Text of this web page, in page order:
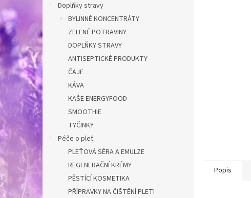
p
a
n
e
l
Doplňky stravy
BYLINNÉ KONCENTRÁTY
ZELENÉ POTRAVINY
DOPLŇKY STRAVY
ANTISEPTICKÉ PRODUKTY
ČAJE
KÁVA
KAŠE ENERGYFOOD
SMOOTHIE
TYČINKY
Péče o pleť
PLEŤOVÁ SÉRA A EMULZE
REGENERAČNÍ KRÉMY
PĚSTÍCÍ KOSMETIKA
PŘÍPRAVKY NA ČIŠTĚNÍ PLETI
Popis